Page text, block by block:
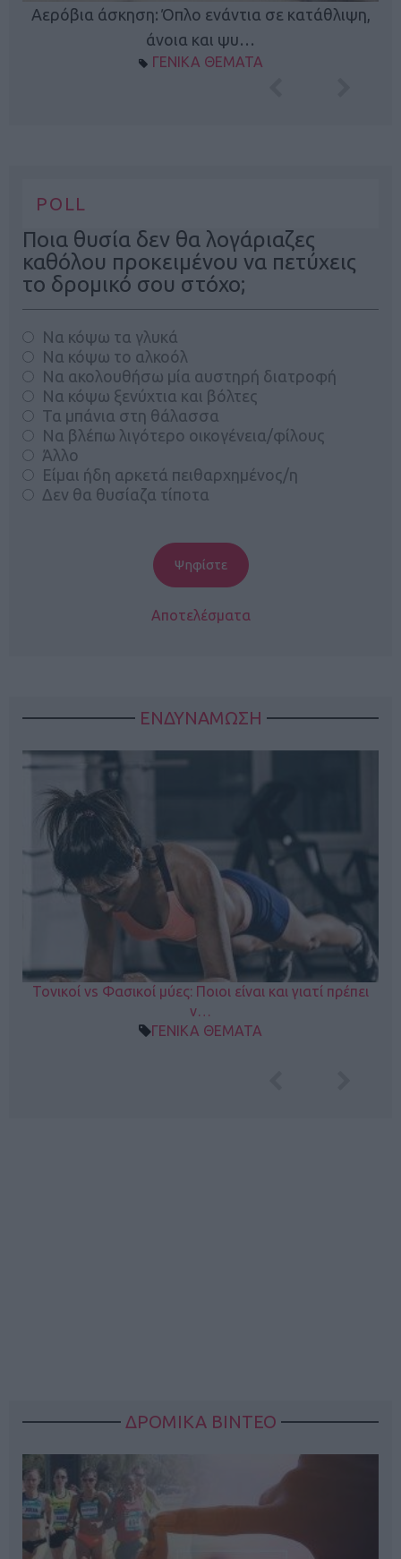
Αερόβια άσκηση: Όπλο ενάντια σε κατάθλιψη,
άνοια και ψυ…
ΓΕΝΙΚΑ ΘΕΜΑΤΑ
POLL
Ποια θυσία δεν θα λογάριαζες
καθόλου προκειμένου να πετύχεις
το δρομικό σου στόχο;
Να κόψω τα γλυκά
Να κόψω το αλκοόλ
Να ακολουθήσω μία αυστηρή διατροφή
Να κόψω ξενύχτια και βόλτες
Τα μπάνια στη θάλασσα
Να βλέπω λιγότερο οικογένεια/φίλους
Άλλο
Είμαι ήδη αρκετά πειθαρχημένος/η
Δεν θα θυσίαζα τίποτα
Αποτελέσματα
ΕΝΔΥΝΑΜΩΣΗ
Τονικοί vs Φασικοί μύες: Ποιοι είναι και γιατί πρέπει
ν…
ΓΕΝΙΚΑ ΘΕΜΑΤΑ
ΔΡΟΜΙΚΑ ΒΙΝΤΕΟ